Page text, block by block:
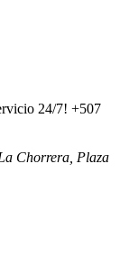
24/7! +507
Chorrera, Plaza